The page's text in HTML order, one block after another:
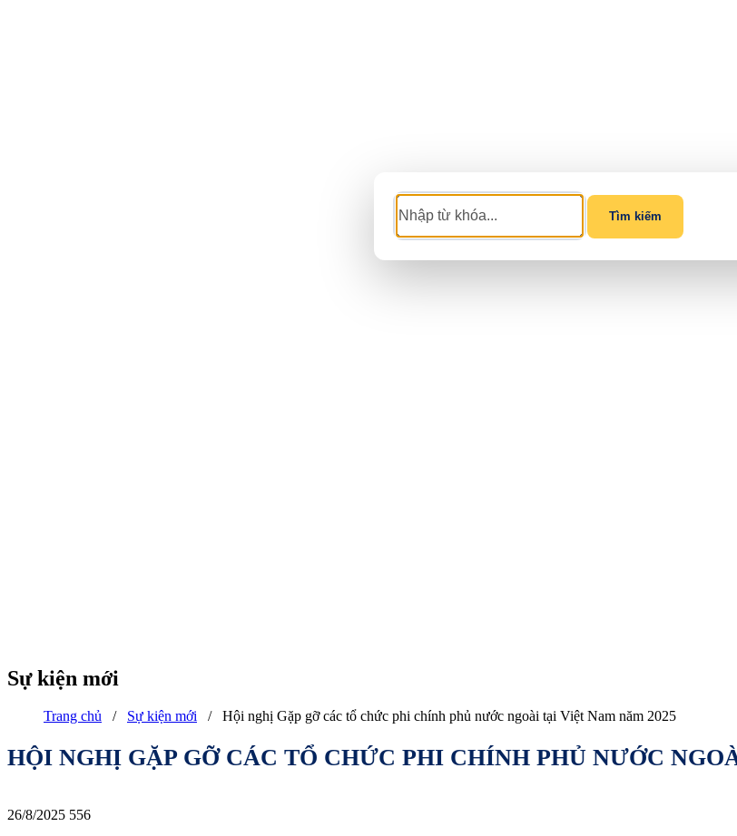
Tìm kiếm
Sự kiện mới
Trang chủ / Sự kiện mới / Hội nghị Gặp gỡ các tổ chức phi chính phủ nước ngoài tại Việt Nam năm 2025
HỘI NGHỊ GẶP GỠ CÁC TỔ CHỨC PHI CHÍNH PHỦ NƯỚC
26/8/2025 556